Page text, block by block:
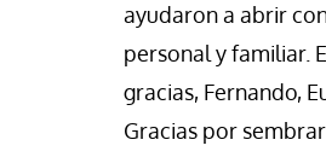
ayudaron a abrir
personal y familiar.
gracias, Fernando,
Gracias por